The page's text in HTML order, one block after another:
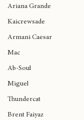
Kendrick Lamar
Ariana Grande
Kaicrewsade
Armani Caesar
Mac
Ab-Soul
Miguel
Thundercat